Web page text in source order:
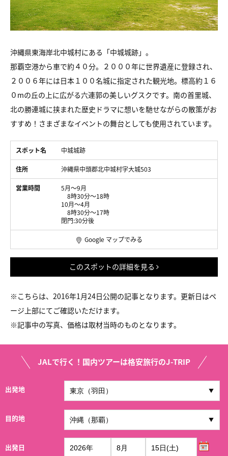
沖縄県東海岸北中城村にある「中城城跡」。
那覇空港から車で約４０分。２０００年に世界遺産に登録され、
２００６年には日本１００名城に指定された観光地。標高約１６
０mの丘の上に広がる六連郭の美しいグスクです。南の首里城、
北の勝連城に挟まれた歴史ドラマに想いを馳せながらの散策がお
すすめ！さまざまなイベントの舞台としても使用されています。
スポット名 中城城跡
住所 沖縄県中頭郡北中城村字大城503
営業時間
5月～9月
8時30分～18時
10月～4月
8時30分～17時
閉門:30分後
Google マップでみる
このスポットの詳細を見る
※こちらは、2016年1月24日公開の記事となります。更新日はペ
ージ上部にてご確認いただけます。
※記事中の写真、価格は取材当時のものとなります。
JALで行く！国内ツアーは格安旅行のJ-TRIP
出発地
目的地
出発日